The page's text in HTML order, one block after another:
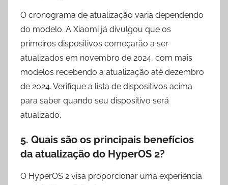
O cronograma de atualização varia dependendo
do modelo. A Xiaomi já divulgou que os
primeiros dispositivos começarão a ser
atualizados em novembro de 2024, com mais
modelos recebendo a atualização até dezembro
de 2024. Verifique a lista de dispositivos acima
para saber quando seu dispositivo será
atualizado.
5. Quais são os principais benefícios
da atualização do HyperOS 2?
O HyperOS 2 visa proporcionar uma experiência